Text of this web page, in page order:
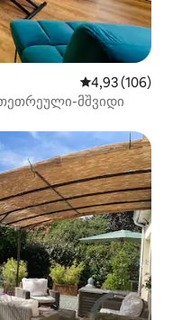
საშუალო
4,93 (106)
მშვიდი